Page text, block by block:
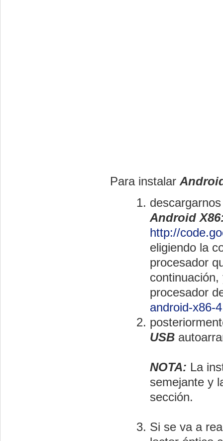
Para instalar
Android X86
http://
eligiendo la
procesador
procesador
android-x86-
USB
NOTA: La
semejante y
sección.
Si se va a